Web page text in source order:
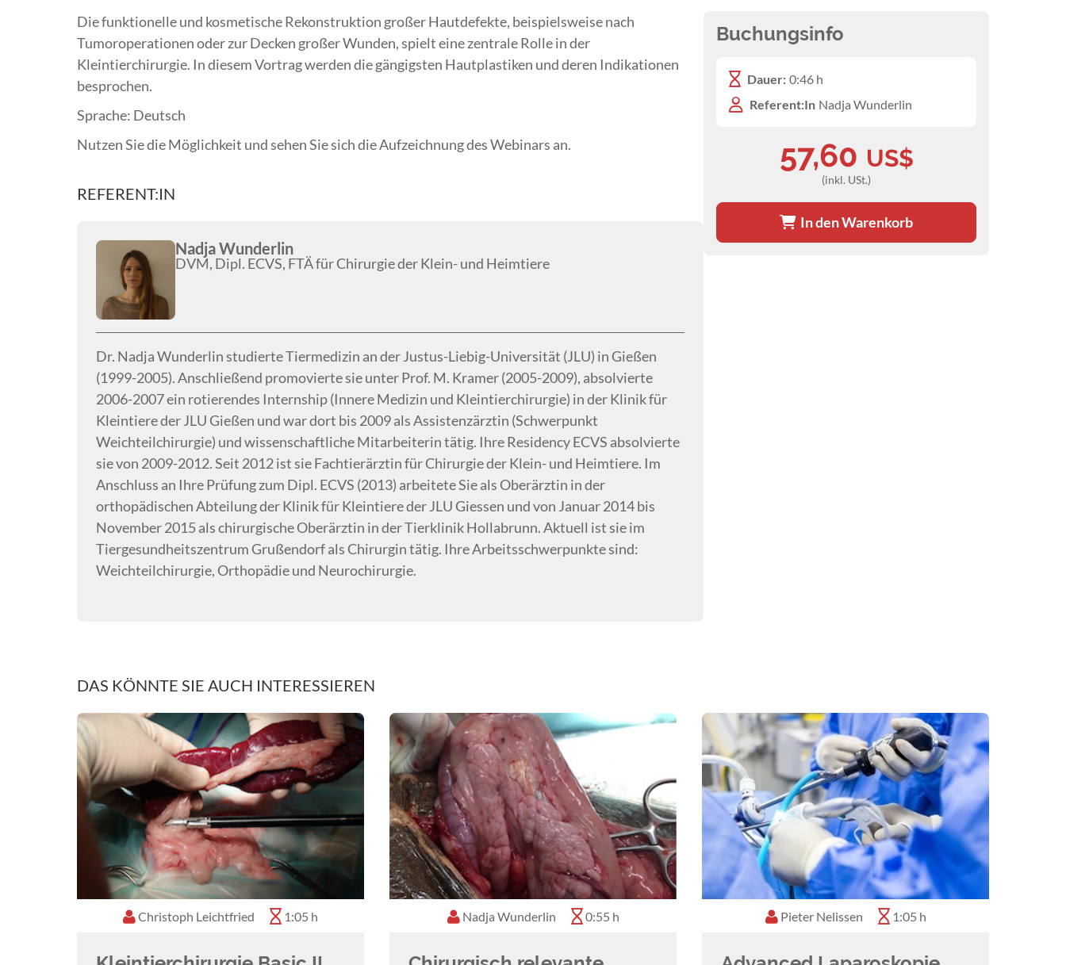
Die funktionelle und kosmetische Rekonstruktion großer Hautdefekte, beispielsweise nach
Tumoroperationen oder zur Decken großer Wunden, spielt eine zentrale Rolle in der
Kleintierchirurgie. In diesem Vortrag werden die gängigsten Hautplastiken und deren Indikationen
besprochen.
Sprache: Deutsch
Nutzen Sie die Möglichkeit und sehen Sie sich die Aufzeichnung des Webinars an.
REFERENT:IN
Nadja Wunderlin
DVM, Dipl. ECVS, FTÄ für Chirurgie der Klein- und Heimtiere
Dr. Nadja Wunderlin studierte Tiermedizin an der Justus-Liebig-Universität (JLU) in Gießen
(1999-2005). Anschließend promovierte sie unter Prof. M. Kramer (2005-2009), absolvierte
2006-2007 ein rotierendes Internship (Innere Medizin und Kleintierchirurgie) in der Klinik für
Kleintiere der JLU Gießen und war dort bis 2009 als Assistenzärztin (Schwerpunkt
Weichteilchirurgie) und wissenschaftliche Mitarbeiterin tätig. Ihre Residency ECVS absolvierte
sie von 2009-2012. Seit 2012 ist sie Fachtierärztin für Chirurgie der Klein- und Heimtiere. Im
Anschluss an Ihre Prüfung zum Dipl. ECVS (2013) arbeitete Sie als Oberärztin in der
orthopädischen Abteilung der Klinik für Kleintiere der JLU Giessen und von Januar 2014 bis
November 2015 als chirurgische Oberärztin in der Tierklinik Hollabrunn. Aktuell ist sie im
Tiergesundheitszentrum Grußendorf als Chirurgin tätig. Ihre Arbeitsschwerpunkte sind:
Weichteilchirurgie, Orthopädie und Neurochirurgie.
Buchungsinfo
Dauer: 0:46 h
Referent:In Nadja Wunderlin
57,60 US$
(inkl. USt.)
In den Warenkorb
DAS KÖNNTE SIE AUCH INTERESSIEREN
Christoph Leichtfried 1:05 h Nadja Wunderlin 0:55 h Pieter Nelissen 1:05 h